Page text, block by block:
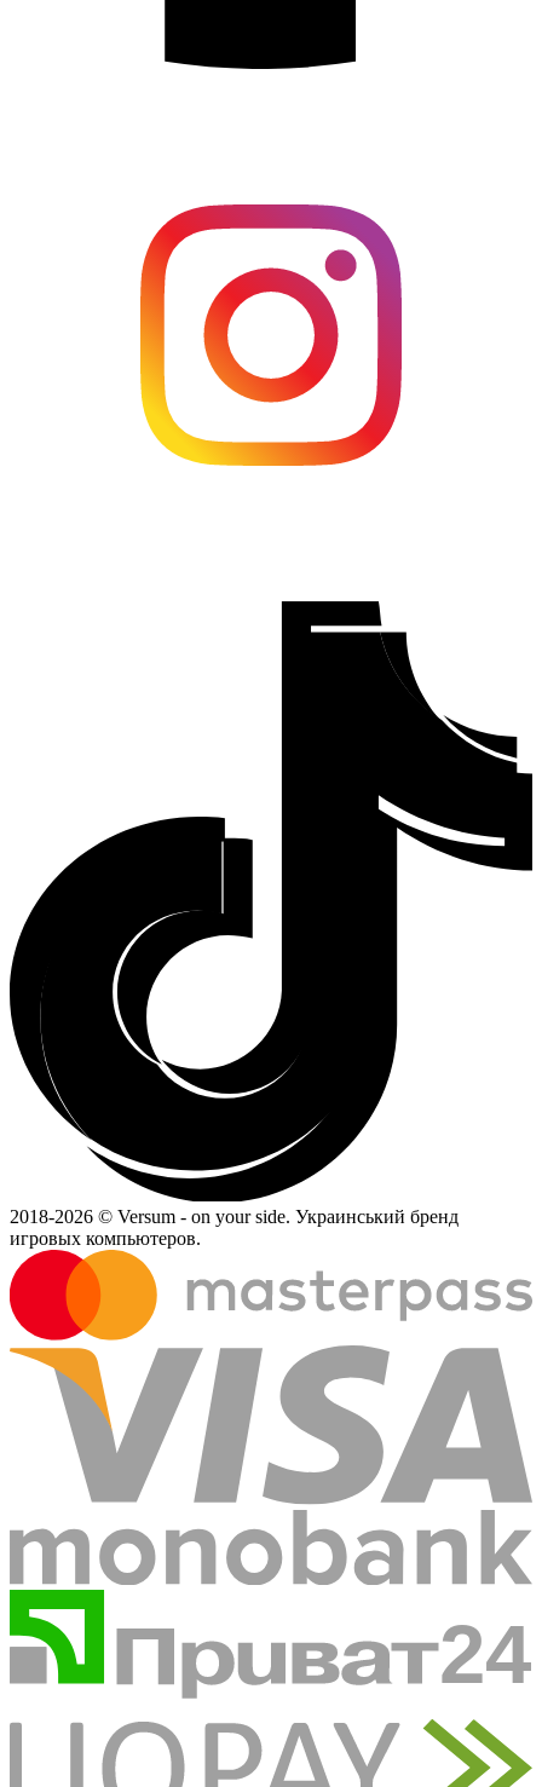
2018-2026 © Versum - on your side. Украинський бренд
игровых компьютеров.